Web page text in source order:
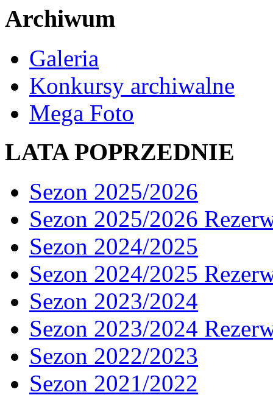
Archiwum
Galeria
Konkursy archiwalne
Mega Foto
LATA POPRZEDNIE
Sezon 2025/2026
Sezon 2025/2026
Sezon 2024/2025
Sezon 2024/2025
Sezon 2023/2024
Sezon 2023/2024
Sezon 2022/2023
Sezon 2021/2022